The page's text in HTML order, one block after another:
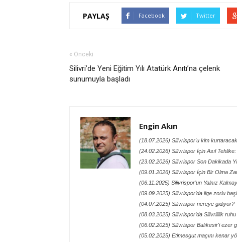
PAYLAŞ Facebook Twitter
« Önceki
Silivri’de Yeni Eğitim Yılı Atatürk Anıtı’na çelenk
sunumuyla başladı
Engin Akın
(18.07.2026) Silivrispor'u kim
(24.02.2026) Silivrispor İçin Asıl
(23.02.2026) Silivrispor Son Dakikada
(09.01.2026) Silivrispor İçin Bir Olma
(06.11.2025) Silivrispor’un Yalnız
(09.09.2025) Silivrispor’da lige zorlu
(04.07.2025) Silivrispor nereye gidiyor?
(08.03.2025) Silivrispor’da Silivrililik
(06.02.2025) Silivrispor Balıkesir'i ezer
(05.02.2025) Etimesgut maçını kenar